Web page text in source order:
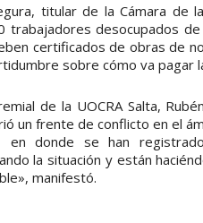
titular de la Cámara de
trabajadores desocupados
certificados de obras de
sobre cómo va pagar
de la UOCRA Salta,
un frente de conflicto en el
en donde se han
la situación y están
manifestó.